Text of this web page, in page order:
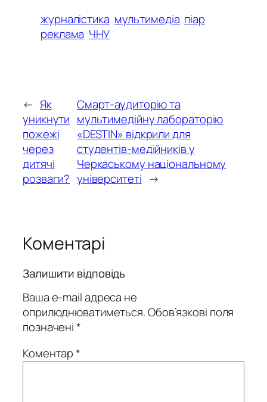
журналістика мультимедіа піар
реклама ЧНУ
← Як
уникнути
пожежі
через
дитячі
розваги?
Смарт-аудиторію та
мультимедійну лабораторію
«DESTIN» відкрили для
студентів-медійників у
Черкаському національному
університеті →
Коментарі
Залишити відповідь
Ваша e-mail адреса не
оприлюднюватиметься.Обов’язкові поля
позначені*
Коментар*